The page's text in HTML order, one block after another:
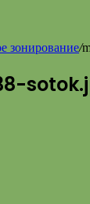
зонирование/